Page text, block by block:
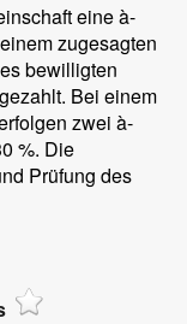
eine à-
zugesagten
bewilligten
Bei einem
zwei à-
%. Die
Prüfung des